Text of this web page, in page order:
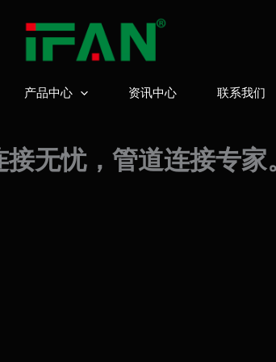
产品中心 资讯中心 联系我们
无忧，管道连接专家